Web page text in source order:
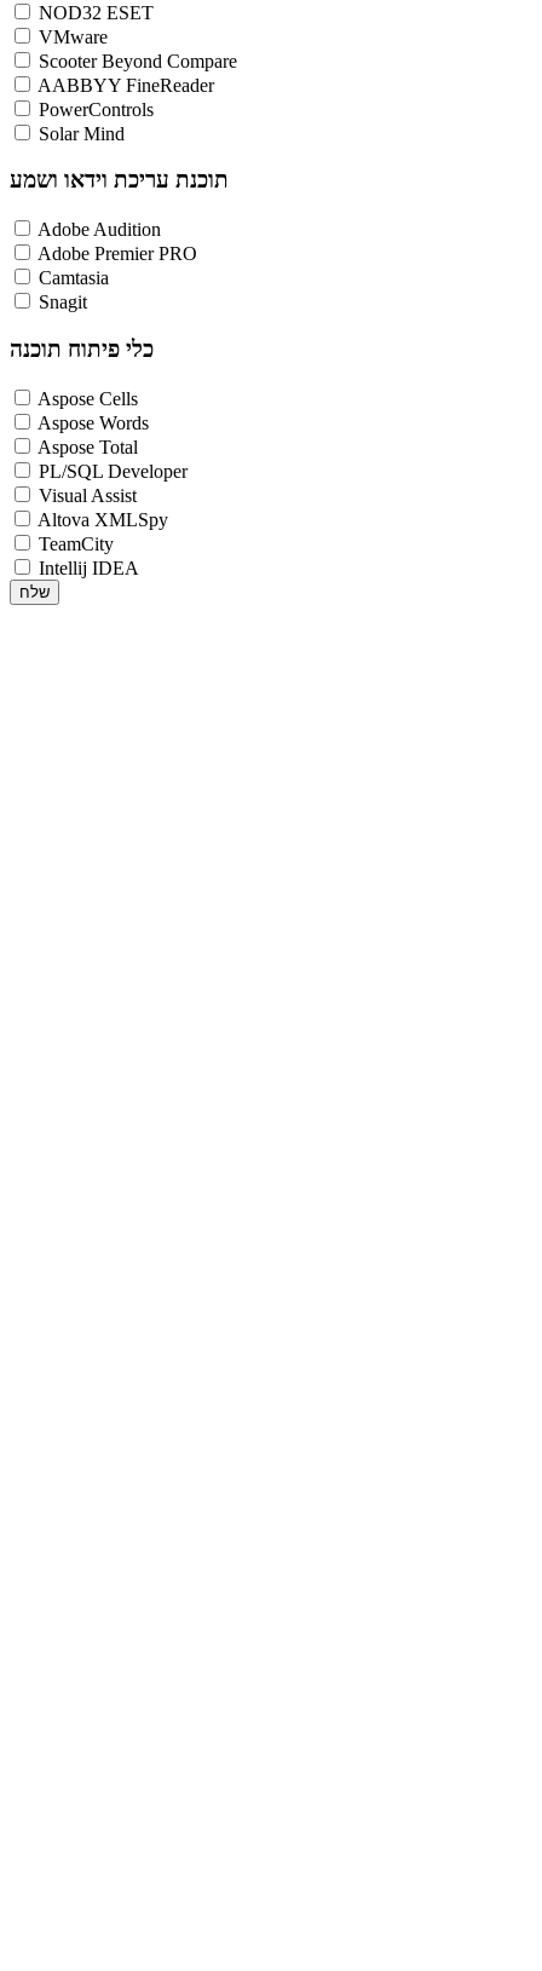
NOD32 ESET
VMware
Scooter Beyond Compare
AABBYY FineReader
PowerControls
Solar Mind
תוכנת עריכת וידאו ושמע
Adobe Audition
Adobe Premier PRO
Camtasia
Snagit
כלי פיתוח תוכנה
Aspose Cells
Aspose Words
Aspose Total
PL/SQL Developer
Visual Assist
Altova XMLSpy
TeamCity
Intellij IDEA